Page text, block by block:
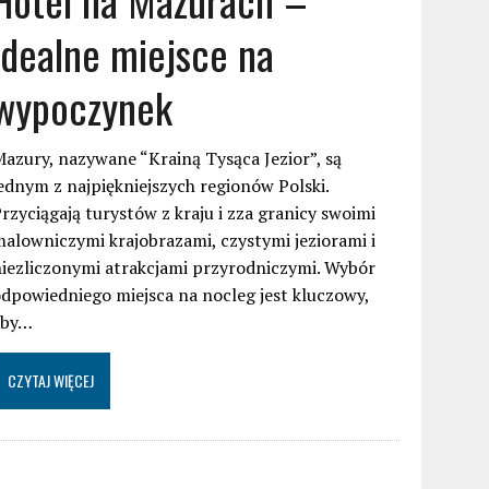
miejsce na
nazywane “Krainą Tysąca Jezior”, są
z najpiękniejszych regionów Polski.
turystów z kraju i zza granicy swoimi
krajobrazami, czystymi jeziorami i
atrakcjami przyrodniczymi. Wybór
miejsca na nocleg jest kluczowy,
CZYTAJ WIĘCEJ